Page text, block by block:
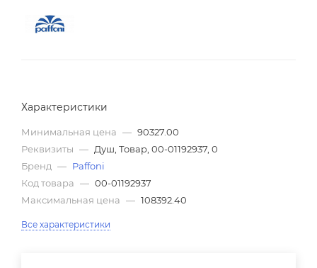
Характеристики
Минимальная цена — 90327.00
Реквизиты — Душ, Товар, 00-01192937, 0
Бренд — Paffoni
Код товара — 00-01192937
Максимальная цена — 108392.40
Все характеристики